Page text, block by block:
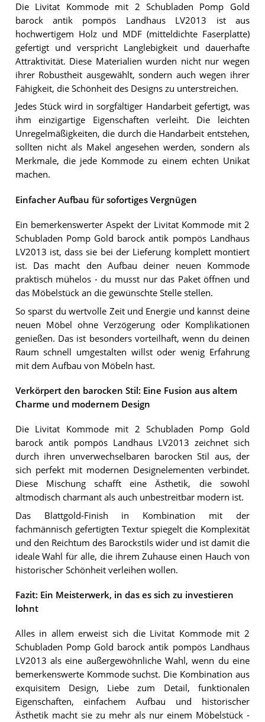
Die Livitat Kommode mit 2 Schubladen Pomp Gold
barock antik pompös Landhaus LV2013 ist aus
hochwertigem Holz und MDF (mitteldichte Faserplatte)
gefertigt und verspricht Langlebigkeit und dauerhafte
Attraktivität. Diese Materialien wurden nicht nur wegen
ihrer Robustheit ausgewählt, sondern auch wegen ihrer
Fähigkeit, die Schönheit des Designs zu unterstreichen.
Jedes Stück wird in sorgfältiger Handarbeit gefertigt, was
ihm einzigartige Eigenschaften verleiht. Die leichten
Unregelmäßigkeiten, die durch die Handarbeit entstehen,
sollten nicht als Makel angesehen werden, sondern als
Merkmale, die jede Kommode zu einem echten Unikat
machen.
Einfacher Aufbau für sofortiges Vergnügen
Ein bemerkenswerter Aspekt der Livitat Kommode mit 2
Schubladen Pomp Gold barock antik pompös Landhaus
LV2013 ist, dass sie bei der Lieferung komplett montiert
ist. Das macht den Aufbau deiner neuen Kommode
praktisch mühelos - du musst nur das Paket öffnen und
das Möbelstück an die gewünschte Stelle stellen.
So sparst du wertvolle Zeit und Energie und kannst deine
neuen Möbel ohne Verzögerung oder Komplikationen
genießen. Das ist besonders vorteilhaft, wenn du deinen
Raum schnell umgestalten willst oder wenig Erfahrung
mit dem Aufbau von Möbeln hast.
Verkörpert den barocken Stil: Eine Fusion aus altem
Charme und modernem Design
Die Livitat Kommode mit 2 Schubladen Pomp Gold
barock antik pompös Landhaus LV2013 zeichnet sich
durch ihren unverwechselbaren barocken Stil aus, der
sich perfekt mit modernen Designelementen verbindet.
Diese Mischung schafft eine Ästhetik, die sowohl
altmodisch charmant als auch unbestreitbar modern ist.
Das Blattgold-Finish in Kombination mit der
fachmännisch gefertigten Textur spiegelt die Komplexität
und den Reichtum des Barockstils wider und ist damit die
ideale Wahl für alle, die ihrem Zuhause einen Hauch von
historischer Schönheit verleihen wollen.
Fazit: Ein Meisterwerk, in das es sich zu investieren
lohnt
Alles in allem erweist sich die Livitat Kommode mit 2
Schubladen Pomp Gold barock antik pompös Landhaus
LV2013 als eine außergewöhnliche Wahl, wenn du eine
bemerkenswerte Kommode suchst. Die Kombination aus
exquisitem Design, Liebe zum Detail, funktionalen
Eigenschaften, einfachem Aufbau und historischer
Ästhetik macht sie zu mehr als nur einem Möbelstück -